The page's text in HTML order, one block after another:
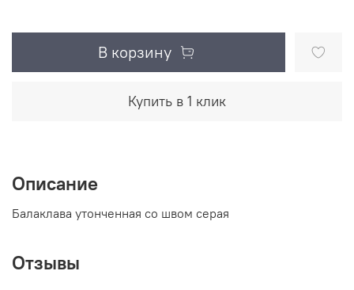
В корзину
Купить в 1 клик
Описание
Балаклава утонченная со швом серая
Отзывы